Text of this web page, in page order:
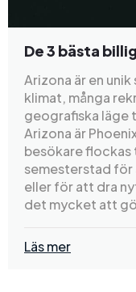
De 3 bästa
Arizona är en
klimat, många
geografiska läge
Arizona är
besökare
semesterstad för
eller för att dra
det mycket att
Läs mer